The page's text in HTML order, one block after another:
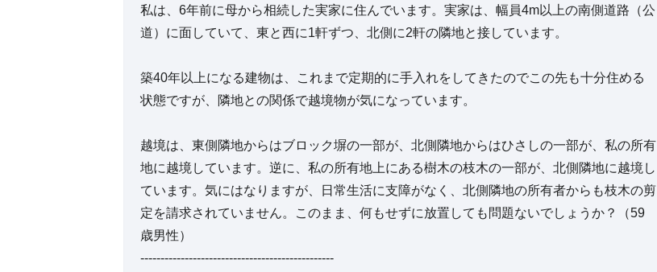
私は、6年前に母から相続した実家に住んでいます。実家は、幅員4m以上の南側道路（公
道）に面していて、東と西に1軒ずつ、北側に2軒の隣地と接しています。
築40年以上になる建物は、これまで定期的に手入れをしてきたのでこの先も十分住める
状態ですが、隣地との関係で越境物が気になっています。
越境は、東側隣地からはブロック塀の一部が、北側隣地からはひさしの一部が、私の所有
地に越境しています。逆に、私の所有地上にある樹木の枝木の一部が、北側隣地に越境し
ています。気にはなりますが、日常生活に支障がなく、北側隣地の所有者からも枝木の剪
定を請求されていません。このまま、何もせずに放置しても問題ないでしょうか？（59
歳男性）
------------------------------------------------